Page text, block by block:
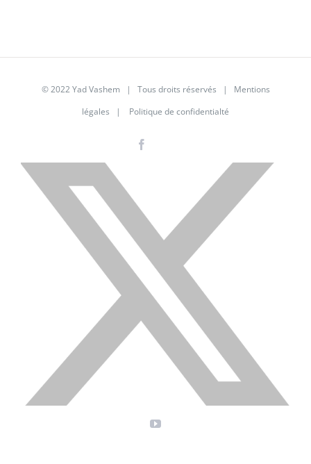
© 2022 Yad Vashem | Tous droits réservés | Mentions
légales | Politique de confidentialté
X
YouTube